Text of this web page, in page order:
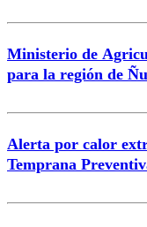
Ministerio de
para la región de
Alerta por calor
Temprana